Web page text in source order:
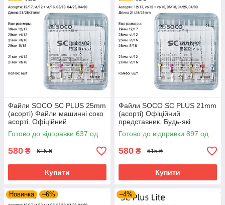
Файли SOCO SC PLUS 25mm
(асорті) Файли машинні соко
асорті. Офіційний
представник. Будь-які
розміри
Готово до відправки 637 од.
580 ₴ 615 ₴
Купити
Файли SOCO SC PLUS 21mm
(асорті) Офіційний
представник. Будь-які
розміри завжди в наявності.
Готово до відправки 897 од.
580 ₴ 615 ₴
Купити
Новинка –6% –4%